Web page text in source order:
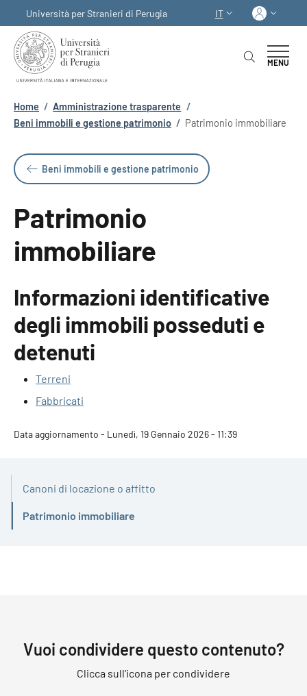
Università per Stranieri di Perugia
SELETTORE LINGUA:
IT
MENU
Briciole di pane
Home / Amministrazione trasparente /
Beni immobili e gestione patrimonio / Patrimonio immobiliare
Beni immobili e gestione patrimonio
Patrimonio
immobiliare
Informazioni identificative
degli immobili posseduti e
detenuti
Terreni
Fabbricati
Data aggiornamento - Lunedì, 19 Gennaio 2026 - 11:39
Canoni di locazione o affitto
Patrimonio immobiliare
Attivo
Vuoi condividere questo contenuto?
Clicca sull'icona per condividere